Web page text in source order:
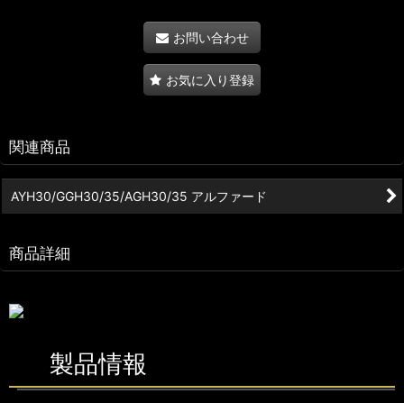
お問い合わせ
お気に入り登録
関連商品
AYH30/GGH30/35/AGH30/35 アルファード
商品詳細
製品情報